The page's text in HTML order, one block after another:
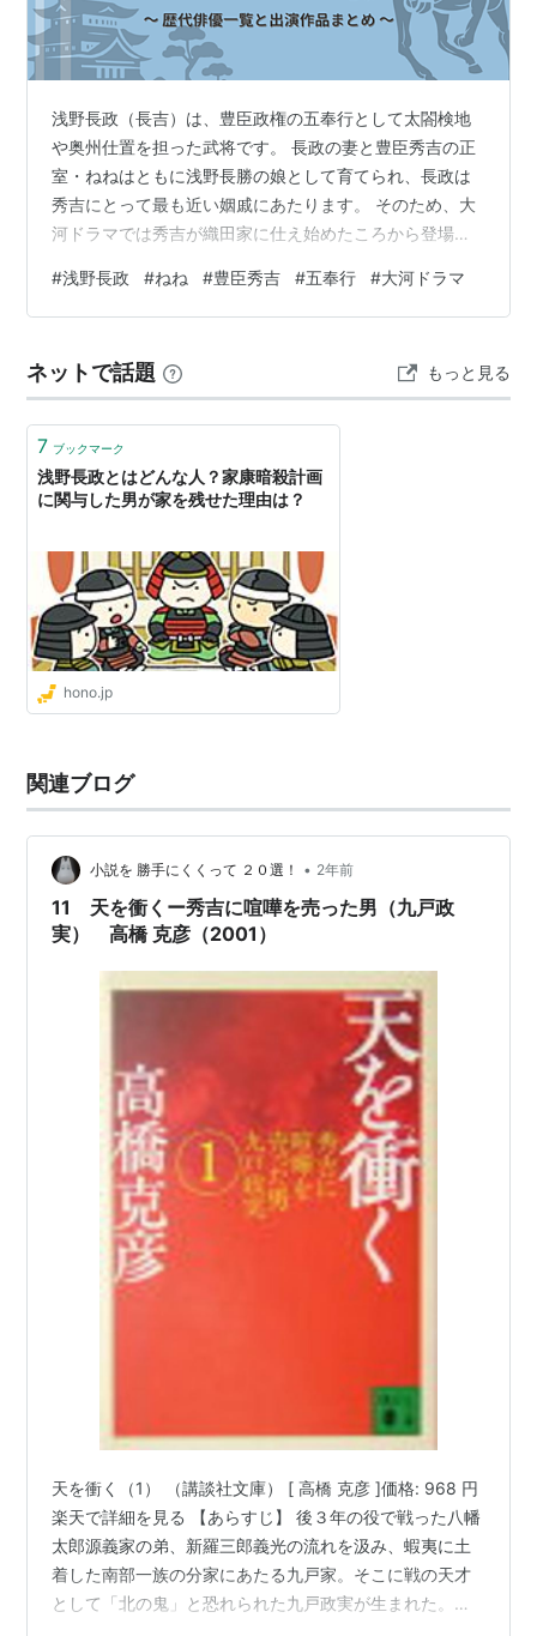
浅野長政（長吉）は、豊臣政権の五奉行として太閤検地
や奥州仕置を担った武将です。 長政の妻と豊臣秀吉の正
室・ねねはともに浅野長勝の娘として育てられ、長政は
秀吉にとって最も近い姻戚にあたります。 そのため、大
河ドラマでは秀吉が織田家に仕え始めたころから登場す
したすべての大河ドラマ作品を紹介！ 演じた俳優の一覧
にくわえ、浅野長政によくある質問もわかりやすく解説
品一覧（1971年〜2026年） 浅野長政を演じた歴代俳優
一覧【全12作品・13名】 複数回、浅野長政を演じた俳優
#浅野長政 #ねね #豊臣秀吉 #五奉行 #大河ドラマ
ネットで話題 もっと見る
7 ブックマーク
浅野長政とはどんな人？家康暗殺計画
に関与した男が家を残せた理由は？
hono.jp
関連ブログ
小説を 勝手にくくって ２０選！ • 2年前
11 天を衝くー秀吉に喧嘩を売った男（九戸政
実） 高橋 克彦（2001）
天を衝く（1） （講談社文庫） [ 高橋 克彦 ]価格: 968 円
楽天で詳細を見る 【あらすじ】 後３年の役で戦った八幡
太郎源義家の弟、新羅三郎義光の流れを汲み、蝦夷に土
着した南部一族の分家にあたる九戸家。そこに戦の天才
として「北の鬼」と恐れられた九戸政実が生まれた。本